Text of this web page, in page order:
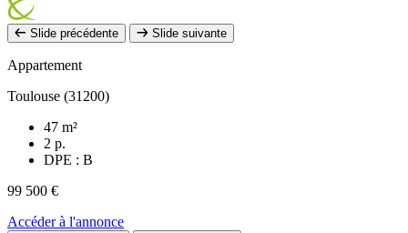
Slide précédente Slide suivante
Appartement
Toulouse (31200)
47 m²
2 p.
DPE : B
99 500 €
Accéder à l'annonce